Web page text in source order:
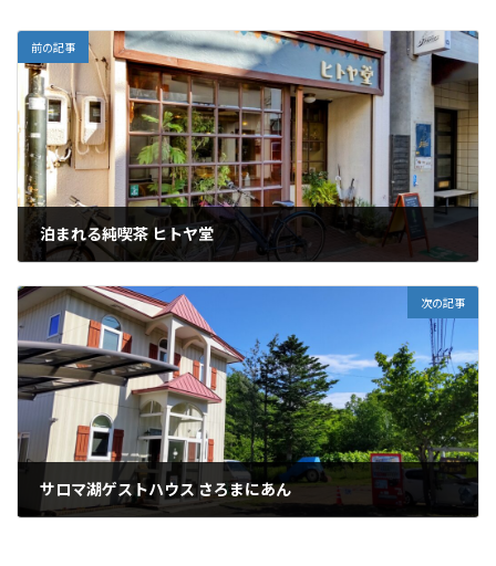
前の記事
泊まれる純喫茶 ヒトヤ堂
次の記事
サロマ湖ゲストハウス さろまにあん